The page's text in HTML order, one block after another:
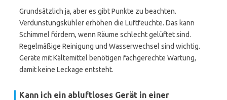
Grundsätzlich ja, aber es gibt Punkte zu beachten.
Verdunstungskühler erhöhen die Luftfeuchte. Das kann
Schimmel fördern, wenn Räume schlecht gelüftet sind.
Regelmäßige Reinigung und Wasserwechsel sind wichtig.
Geräte mit Kältemittel benötigen fachgerechte Wartung,
damit keine Leckage entsteht.
Kann ich ein abluftloses Gerät in einer